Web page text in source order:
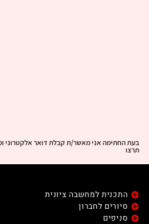
בעת החתימה אני מאשר/ת קבלת דואר אלקטרוני
תרצו
התכנית למחשבה ציונית
סיורים לחברון
סניפים